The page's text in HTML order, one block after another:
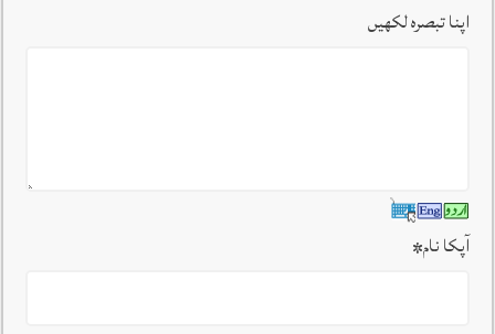
اپنا تبصرہ لکھیں
آپکا نام*